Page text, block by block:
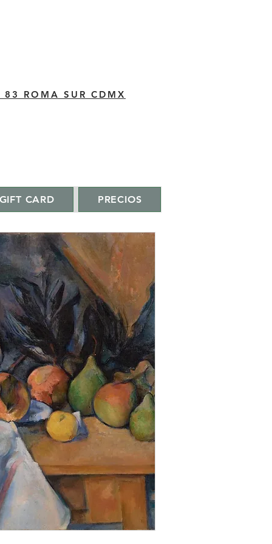
83 ROMA SUR CDMX
GIFT CARD PRECIOS